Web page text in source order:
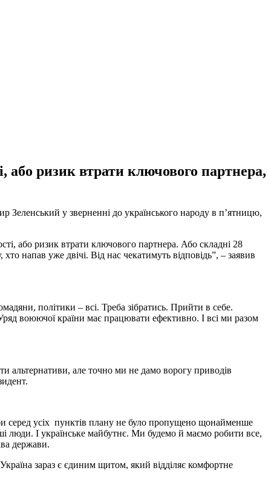
або ризик втрати ключового партнера,
у зверненні до українського народу в п’ятницю,
або ризик втрати ключового партнера. Або складні 28
напав уже двічі. Від нас чекатимуть відповідь”, – заявив
політики – всі. Треба зібратись. Прийти в себе.
воюючої країни має працювати ефективно. І всі ми разом
альтернативи, але точно ми не дамо ворогу приводів
серед усіх пунктів плану не було пропущено щонайменше
люди. І українське майбутнє. Ми будемо й маємо робити все,
держави.
зараз є єдиним щитом, який відділяє комфортне